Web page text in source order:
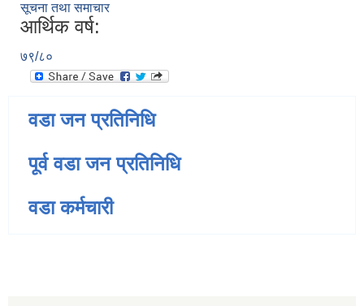
सूचना तथा समाचार
आर्थिक वर्ष:
७९/८०
वडा जन प्रतिनिधि
पूर्व वडा जन प्रतिनिधि
वडा कर्मचारी